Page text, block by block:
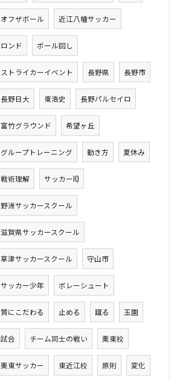
オフザボール 近江八幡サッカー
ロンド ボール回し
ストライカーイベント 長野県 長野市
長野日大 東浩史 長野パルセイロ
富竹グラウンド 希望ヶ丘
グループトレーニング 動き方 夏休み
戦術理解 サッカーIQ
野洲サッカースクール
滋賀県サッカースクール
草津サッカースクール 守山市
サッカー少年 ボレーシュート
質にこだわる 止める 蹴る 玉園
試合 チーム同士の戦い 栗東校
栗東サッカー 東近江校 原則 変化